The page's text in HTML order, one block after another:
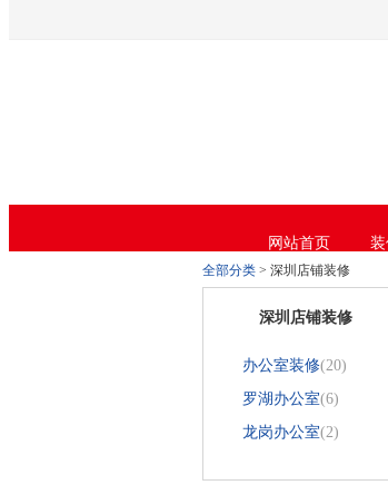
芭乐APP官方网站下载进入,
网站首页
全部分类 > 深圳店铺装修
深圳店铺装修
办公室装修(20)
罗湖办公室(6)
龙岗办公室(2)